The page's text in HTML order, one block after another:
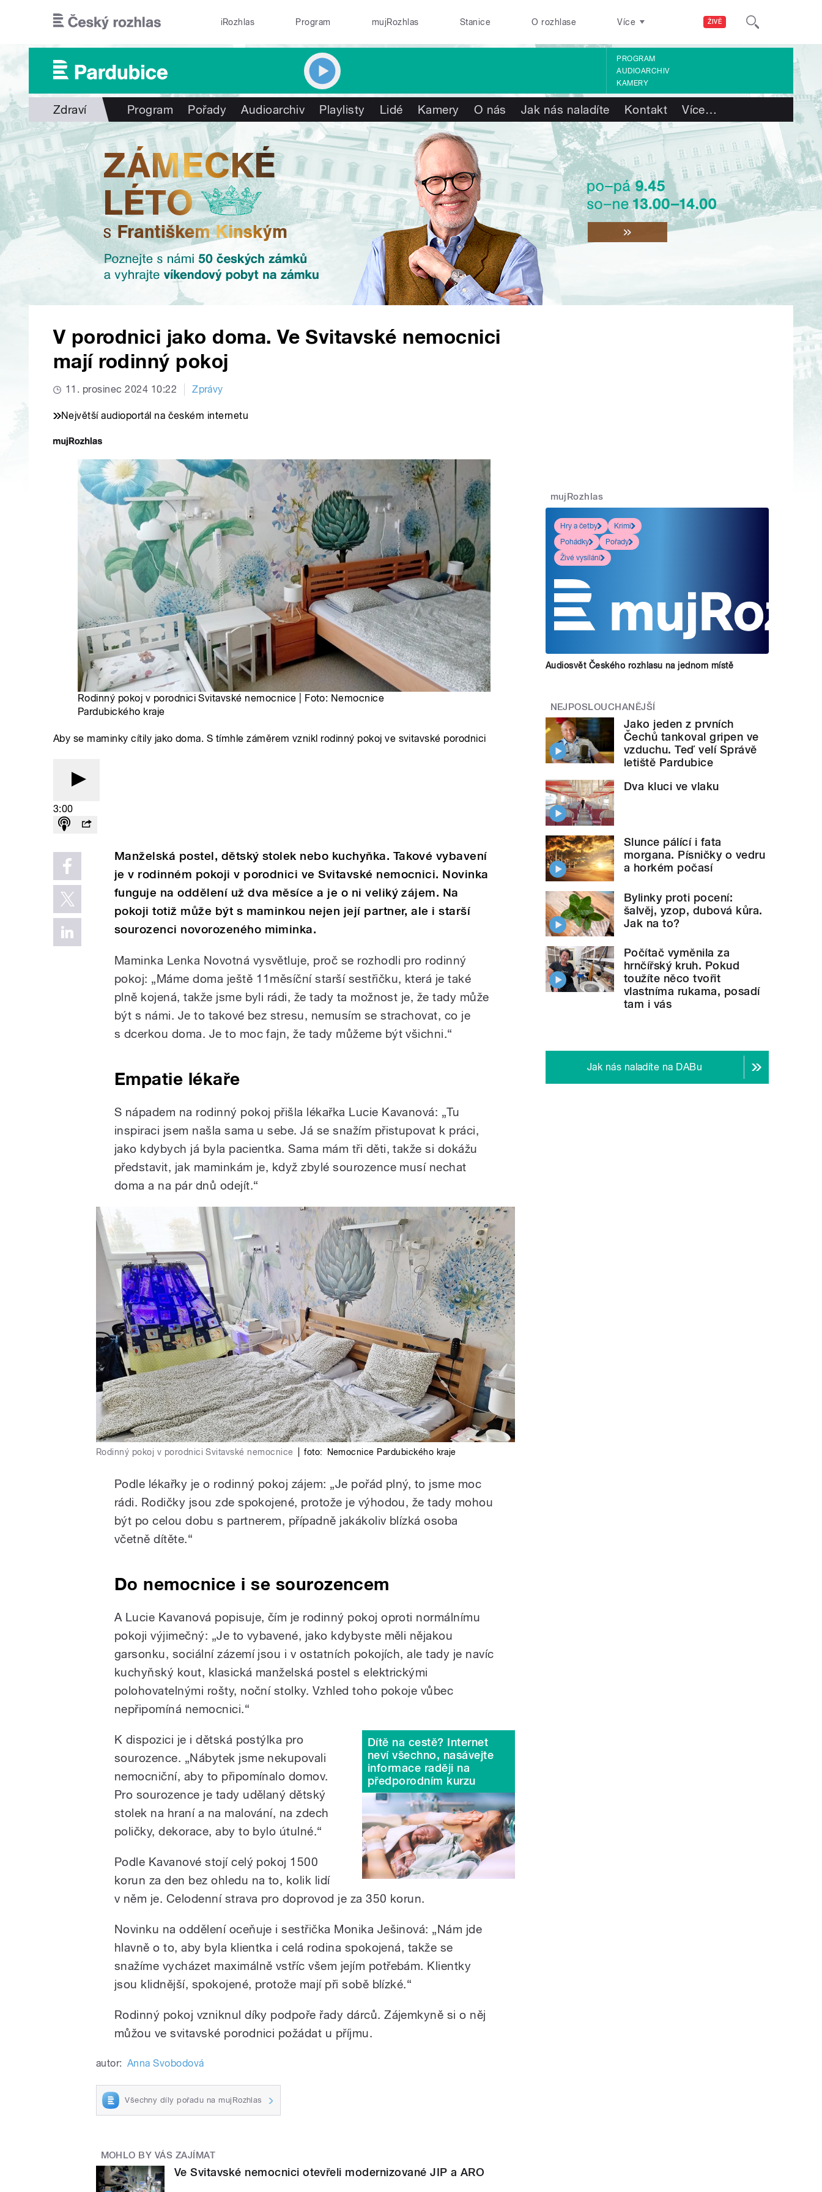
ŽIVĚ
iRozhlas Program mujRozhlas Stanice O rozhlase Více
PROGRAM
AUDIOARCHIV
KAMERY
Zdraví Program Pořady Audioarchiv Playlisty Lidé Kamery O nás Jak nás naladíte Kontakt Více…
V porodnici jako doma. Ve Svitavské nemocnici
mají rodinný pokoj
11. prosinec 2024 10:22 Zprávy
Největší audioportál na českém internetu
Rodinný pokoj v porodnici Svitavské nemocnice | Foto: Nemocnice
Pardubického kraje
Aby se maminky cítily jako doma. S tímhle záměrem vznikl rodinný pokoj ve svitavské porodnici
3:00
Manželská postel, dětský stolek nebo kuchyňka. Takové vybavení
je v rodinném pokoji v porodnici ve Svitavské nemocnici. Novinka
funguje na oddělení už dva měsíce a je o ni veliký zájem. Na
pokoji totiž může být s maminkou nejen její partner, ale i starší
sourozenci novorozeného miminka.
Maminka Lenka Novotná vysvětluje, proč se rozhodli pro rodinný
pokoj: „Máme doma ještě 11měsíční starší sestřičku, která je také
plně kojená, takže jsme byli rádi, že tady ta možnost je, že tady může
být s námi. Je to takové bez stresu, nemusím se strachovat, co je
s dcerkou doma. Je to moc fajn, že tady můžeme být všichni.“
Empatie lékaře
S nápadem na rodinný pokoj přišla lékařka Lucie Kavanová: „Tu
inspiraci jsem našla sama u sebe. Já se snažím přistupovat k práci,
jako kdybych já byla pacientka. Sama mám tři děti, takže si dokážu
představit, jak maminkám je, když zbylé sourozence musí nechat
doma a na pár dnů odejít.“
Rodinný pokoj v porodnici Svitavské nemocnice foto: Nemocnice Pardubického kraje
Podle lékařky je o rodinný pokoj zájem: „Je pořád plný, to jsme moc
rádi. Rodičky jsou zde spokojené, protože je výhodou, že tady mohou
být po celou dobu s partnerem, případně jakákoliv blízká osoba
včetně dítěte.“
Do nemocnice i se sourozencem
A Lucie Kavanová popisuje, čím je rodinný pokoj oproti normálnímu
pokoji výjimečný: „Je to vybavené, jako kdybyste měli nějakou
garsonku, sociální zázemí jsou i v ostatních pokojích, ale tady je navíc
kuchyňský kout, klasická manželská postel s elektrickými
polohovatelnými rošty, noční stolky. Vzhled toho pokoje vůbec
nepřipomíná nemocnici.“
Dítě na cestě? Internet
neví všechno, nasávejte
informace raději na
předporodním kurzu
K dispozici je i dětská postýlka pro
sourozence. „Nábytek jsme nekupovali
nemocniční, aby to připomínalo domov.
Pro sourozence je tady udělaný dětský
stolek na hraní a na malování, na zdech
poličky, dekorace, aby to bylo útulné.“
Podle Kavanové stojí celý pokoj 1500
korun za den bez ohledu na to, kolik lidí
v něm je. Celodenní strava pro doprovod je za 350 korun.
Novinku na oddělení oceňuje i sestřička Monika Ješinová: „Nám jde
hlavně o to, aby byla klientka i celá rodina spokojená, takže se
snažíme vycházet maximálně vstříc všem jejím potřebám. Klientky
jsou klidnější, spokojené, protože mají při sobě blízké.“
Rodinný pokoj vzniknul díky podpoře řady dárců. Zájemkyně si o něj
můžou ve svitavské porodnici požádat u příjmu.
autor: Anna Svobodová
Všechny díly pořadu na mujRozhlas
MOHLO BY VÁS ZAJÍMAT
Ve Svitavské nemocnici otevřeli modernizované JIP a ARO
mujRozhlas
Hry a četby
Krimi
Pohádky
Pořady
Živé vysílání
Audiosvět Českého rozhlasu na jednom místě
NEJPOSLOUCHANĚJŠÍ
Jako jeden z prvních
Čechů tankoval gripen ve
vzduchu. Teď velí Správě
letiště Pardubice
Dva kluci ve vlaku
Slunce pálící i fata
morgana. Písničky o vedru
a horkém počasí
Bylinky proti pocení:
šalvěj, yzop, dubová kůra.
Jak na to?
Počítač vyměnila za
hrnčířský kruh. Pokud
toužíte něco tvořit
vlastníma rukama, posadí
tam i vás
Jak nás naladíte na DABu